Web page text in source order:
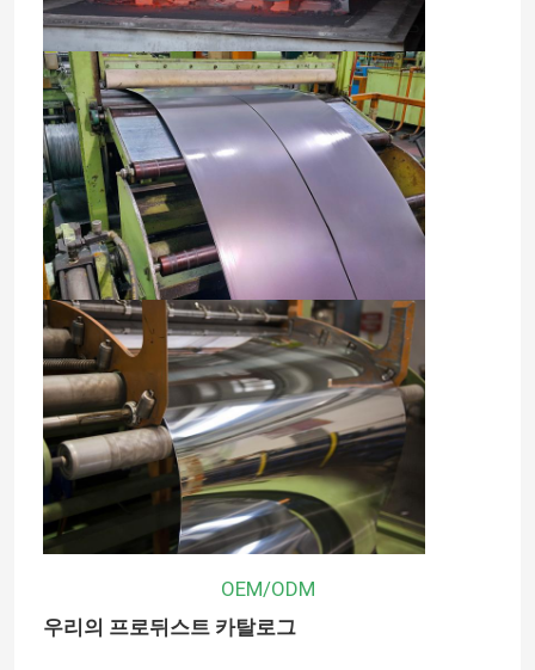
OEM/ODM
우리의 프로뒤스트 카탈로그